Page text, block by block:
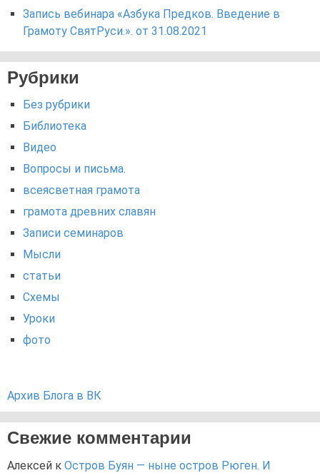
Запись вебинара «Азбука Предков. Введение в
Грамоту СвятРуси.». от 31.08.2021
Рубрики
Без рубрики
Библиотека
Видео
Вопросы и письма.
всеясветная грамота
грамота древних славян
Записи семинаров
Мысли
статьи
Схемы
Уроки
фото
Архив Блога в ВК
Свежие комментарии
Алексей к Остров Буян — ныне остров Рюген. И